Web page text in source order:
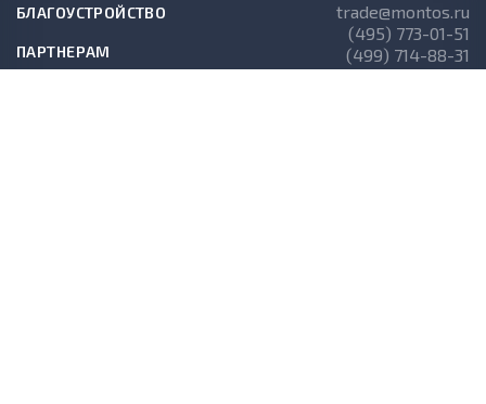
БЛАГОУСТРОЙСТВО
ПАРТНЕРАМ
trade@montos.ru
(495) 773-01-51
(499) 714-88-31